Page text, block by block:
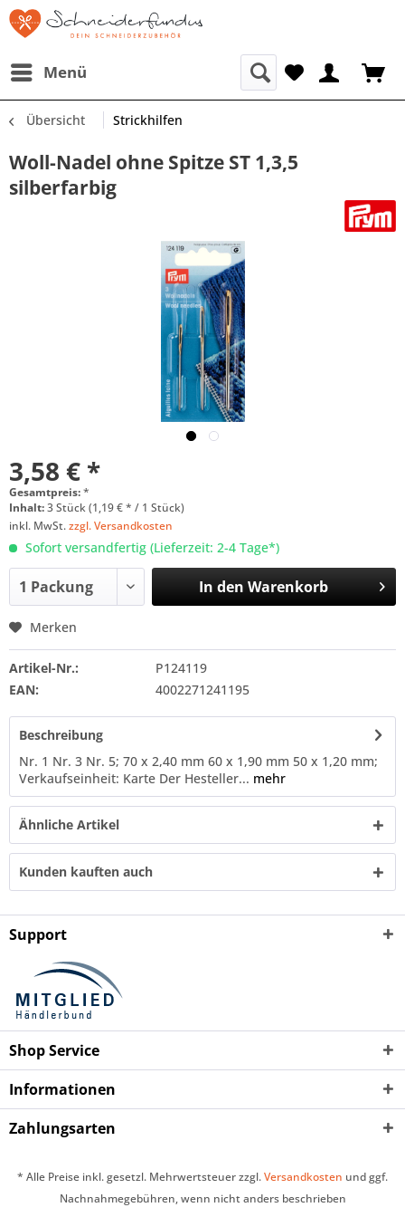
Menü
Übersicht Strickhilfen
Woll-Nadel ohne Spitze ST 1,3,5
silberfarbig
3,58 € *
Gesamtpreis:*
Inhalt:3 Stück (1,19 € * / 1 Stück)
inkl. MwSt.zzgl. Versandkosten
Sofort versandfertig (Lieferzeit: 2-4 Tage*)
In den Warenkorb
Merken
Artikel-Nr.:
P124119
EAN:
4002271241195
Beschreibung
Nr. 1 Nr. 3 Nr. 5; 70 x 2,40 mm 60 x 1,90 mm 50 x 1,20 mm;
Verkaufseinheit: Karte Der Hesteller... mehr
Ähnliche Artikel
Kunden kauften auch
Support
Shop Service
Informationen
Zahlungsarten
* Alle Preise inkl. gesetzl. Mehrwertsteuer zzgl.Versandkosten und ggf.
Nachnahmegebühren, wenn nicht anders beschrieben